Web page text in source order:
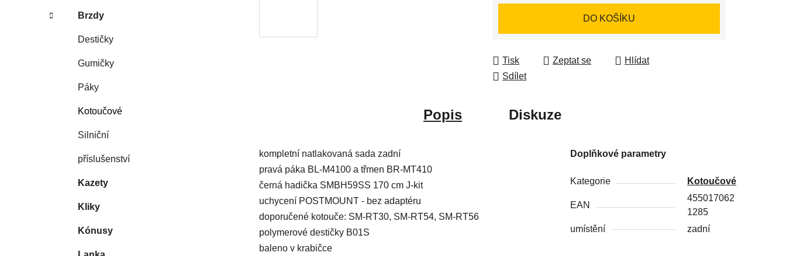
Brzdy
Destičky
Gumičky
Páky
Kotoučové
Silniční
příslušenství
Kazety
Kliky
Kónusy
DO KOŠÍKU
Tisk Zeptat se
Hlídat
Sdílet
Popis Diskuze
kompletní natlakovaná sada zadní
pravá páka BL-M4100 a třmen BR-MT410
černá hadička SMBH59SS 170 cm J-kit
uchycení POSTMOUNT - bez adaptéru
doporučené kotouče: SM-RT30, SM-RT54, SM-RT56
polymerové destičky B01S
baleno v krabičce
Doplňkové parametry
Kategorie Kotoučové
EAN
455017062
1285
umístění
zadní